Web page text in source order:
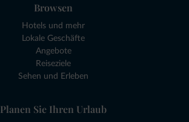
Browsen
Hotels und mehr
Lokale Geschäfte
Angebote
Reiseziele
Sehen und Erleben
Planen Sie Ihren Urlaub